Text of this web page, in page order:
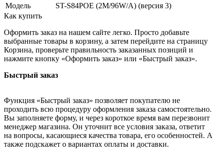
Модель
ST-S84POE (2M/96W/A) (версия 3)
Как купить
Оформить заказ на нашем сайте легко. Просто добавьте
выбранные товары в корзину, а затем перейдите на страницу
Корзина, проверьте правильность заказанных позиций и
нажмите кнопку «Оформить заказ» или «Быстрый заказ».
Быстрый заказ
Функция «Быстрый заказ» позволяет покупателю не
проходить всю процедуру оформления заказа самостоятельно.
Вы заполняете форму, и через короткое время вам перезвонит
менеджер магазина. Он уточнит все условия заказа, ответит
на вопросы, касающиеся качества товара, его особенностей. А
также подскажет о вариантах оплаты и доставки.